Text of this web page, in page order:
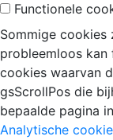
Functionele
Sommige
probleemloos kan
cookies waarvan
gsScrollPos die
bepaalde pagina
Analytische